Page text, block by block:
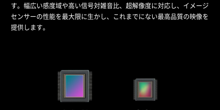
す。幅広い感度域や高い信号対雑音比、超解像度に対応し、イメージ
センサーの性能を最大限に生かし、これまでにない最高品質の映像を
提供します。